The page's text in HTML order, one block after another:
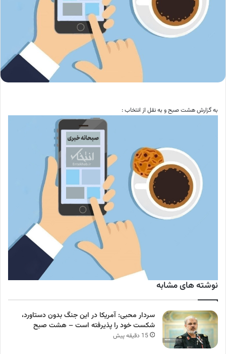
به گزارش هشت صبح و به نقل از انتخاب :
نوشته های مشابه
سردار محبی: آمریکا در این جنگ بدون دستاورد،
شکست خود را پذیرفته است – هشت صبح
15 دقیقه پیش